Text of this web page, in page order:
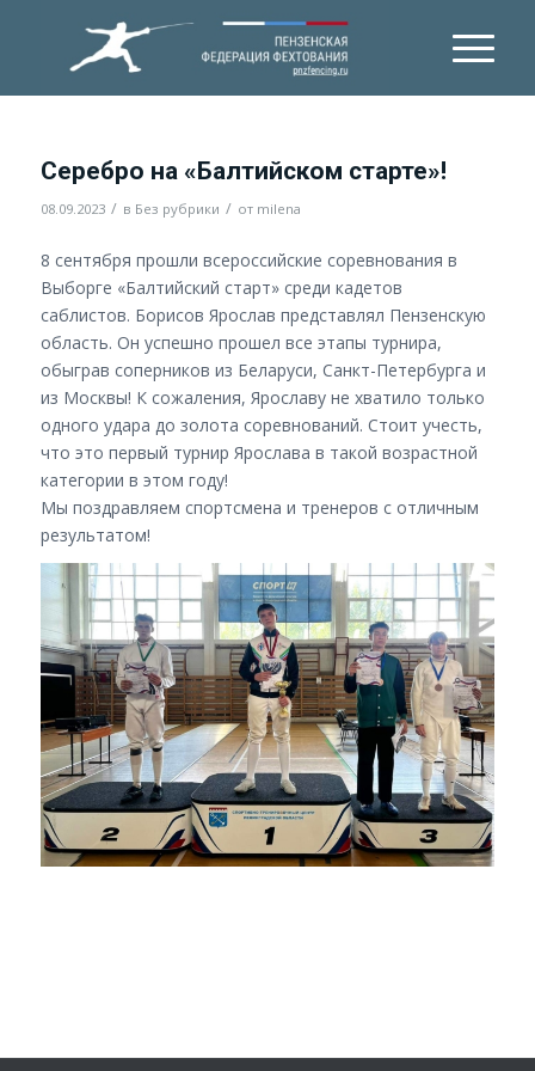
Серебро на «Балтийском старте»!
08.09.2023 / в Без рубрики / от milena
8 сентября прошли всероссийские соревнования в
Выборге «Балтийский старт» среди кадетов
саблистов. Борисов Ярослав представлял Пензенскую
область. Он успешно прошел все этапы турнира,
обыграв соперников из Беларуси, Санкт-Петербурга и
из Москвы! К сожаления, Ярославу не хватило только
одного удара до золота соревнований. Стоит учесть,
что это первый турнир Ярослава в такой возрастной
категории в этом году!
Мы поздравляем спортсмена и тренеров с отличным
результатом!